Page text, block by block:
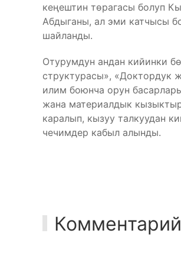
кеңештин төрагасы болуп
Абдыганы, ал эми катчысы
шайланды.
Отурумдун андан кийинки
структурасы», «Доктордук
илим боюнча орун
жана материалдык
каралып, кызуу талкуудан
чечимдер кабыл алынды.